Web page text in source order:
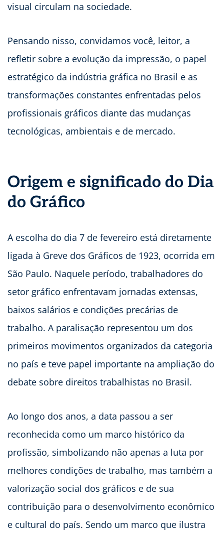
visual circulam na sociedade.
Pensando nisso, convidamos você, leitor, a
refletir sobre a evolução da impressão, o papel
estratégico da indústria gráfica no Brasil e as
transformações constantes enfrentadas pelos
profissionais gráficos diante das mudanças
tecnológicas, ambientais e de mercado.
Origem e significado do Dia
do Gráfico
A escolha do dia 7 de fevereiro está diretamente
ligada à Greve dos Gráficos de 1923, ocorrida em
São Paulo. Naquele período, trabalhadores do
setor gráfico enfrentavam jornadas extensas,
baixos salários e condições precárias de
trabalho. A paralisação representou um dos
primeiros movimentos organizados da categoria
no país e teve papel importante na ampliação do
debate sobre direitos trabalhistas no Brasil.
Ao longo dos anos, a data passou a ser
reconhecida como um marco histórico da
profissão, simbolizando não apenas a luta por
melhores condições de trabalho, mas também a
valorização social dos gráficos e de sua
contribuição para o desenvolvimento econômico
e cultural do país. Sendo um marco que ilustra